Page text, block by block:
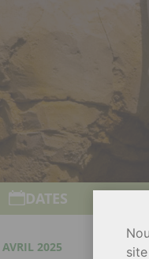
DATES
2025